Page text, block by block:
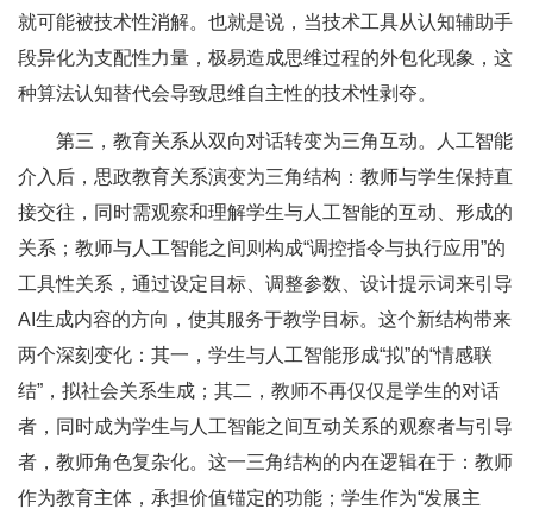
就可能被技术性消解。也就是说，当技术工具从认知辅助手
段异化为支配性力量，极易造成思维过程的外包化现象，这
种算法认知替代会导致思维自主性的技术性剥夺。
第三，教育关系从双向对话转变为三角互动。人工智能
介入后，思政教育关系演变为三角结构：教师与学生保持直
接交往，同时需观察和理解学生与人工智能的互动、形成的
关系；教师与人工智能之间则构成“调控指令与执行应用”的
工具性关系，通过设定目标、调整参数、设计提示词来引导
AI生成内容的方向，使其服务于教学目标。这个新结构带来
两个深刻变化：其一，学生与人工智能形成“拟”的“情感联
结”，拟社会关系生成；其二，教师不再仅仅是学生的对话
者，同时成为学生与人工智能之间互动关系的观察者与引导
者，教师角色复杂化。这一三角结构的内在逻辑在于：教师
作为教育主体，承担价值锚定的功能；学生作为“发展主